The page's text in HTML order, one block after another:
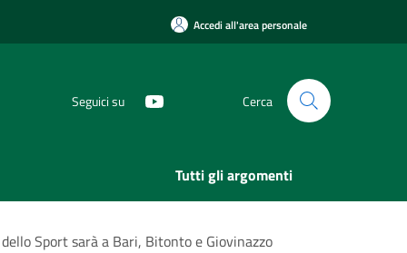
Accedi all'area personale
Seguici su Cerca
Tutti gli argomenti
Sport sarà a Bari, Bitonto e Giovinazzo